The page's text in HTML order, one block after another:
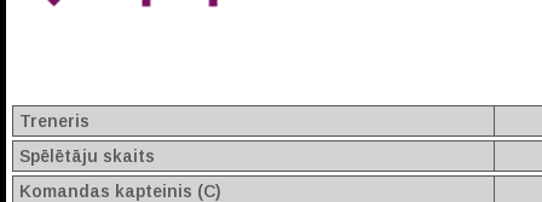
Treneris
Spēlētāju skaits
Komandas kapteinis (C)